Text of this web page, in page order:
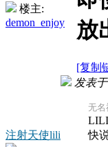
楼主:
demon_enjoy
放
[复制
注射天使lili
发表
无名
LILI
快